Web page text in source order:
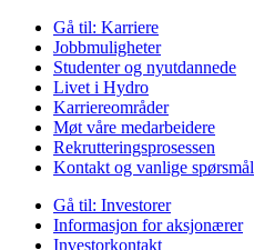
Gå til: Karriere
Jobbmuligheter
Studenter og nyutdannede
Livet i Hydro
Karriereområder
Møt våre medarbeidere
Rekrutteringsprosessen
Kontakt og vanlige spørsmål
Gå til: Investorer
Informasjon for aksjonærer
Investorkontakt